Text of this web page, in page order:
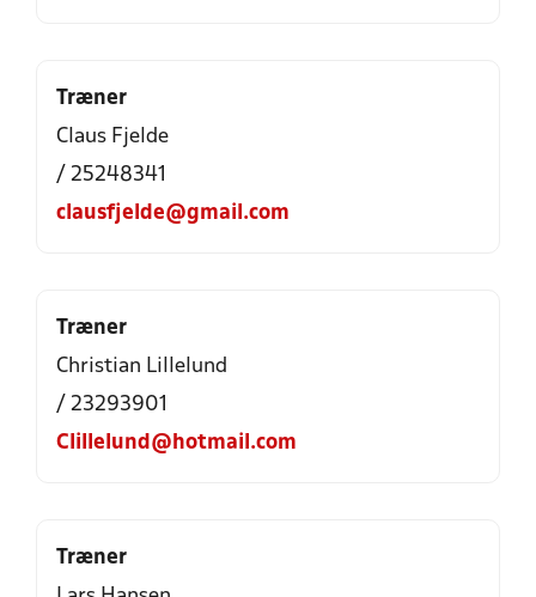
Træner
Claus Fjelde
/ 25248341
clausfjelde@gmail.com
Træner
Christian Lillelund
/ 23293901
Clillelund@hotmail.com
Træner